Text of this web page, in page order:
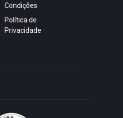
Condições
Política de
Privacidade